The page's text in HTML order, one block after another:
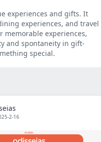
experiences and gifts. It
experiences, and travel
memorable experiences,
and spontaneity in gift-
special.
2-16